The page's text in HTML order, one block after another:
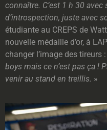
connaître. C’est 1 h 30
d’introspection, juste avec
étudiante au CREPS de
nouvelle médaille d’or, à
changer l’image des tireurs :
boys mais ce n’est pas ça !
venir au stand en treillis. »